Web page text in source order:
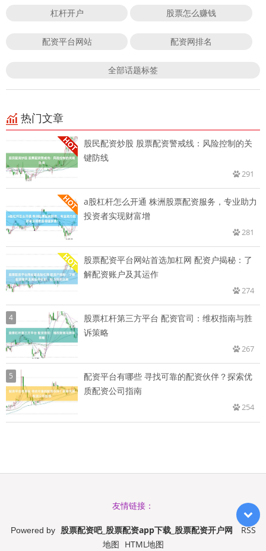
杠杆开户 股票怎么赚钱
配资平台网站 配资网排名
全部话题标签
热门文章
股民配资炒股 股票配资警戒线：风险控制的关
键防线
291
a股杠杆怎么开通 株洲股票配资服务，专业助力
投资者实现财富增
281
股票配资平台网站首选加杠网 配资户揭秘：了
解配资账户及其运作
274
4
股票杠杆第三方平台 配资官司：维权指南与胜
诉策略
267
5
配资平台有哪些 寻找可靠的配资伙伴？探索优
质配资公司指南
254
友情链接：
Powered by 股票配资吧_股票配资app下载_股票配资开户网
RSS
地图 HTML地图